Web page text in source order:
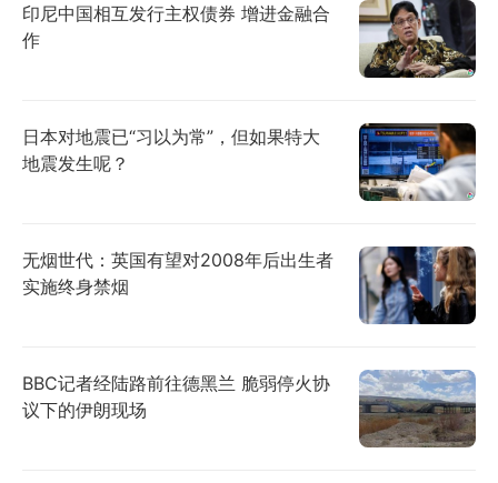
印尼中国相互发行主权债券 增进金融合
作
日本对地震已“习以为常”，但如果特大
地震发生呢？
无烟世代：英国有望对2008年后出生者
实施终身禁烟
BBC记者经陆路前往德黑兰 脆弱停火协
议下的伊朗现场